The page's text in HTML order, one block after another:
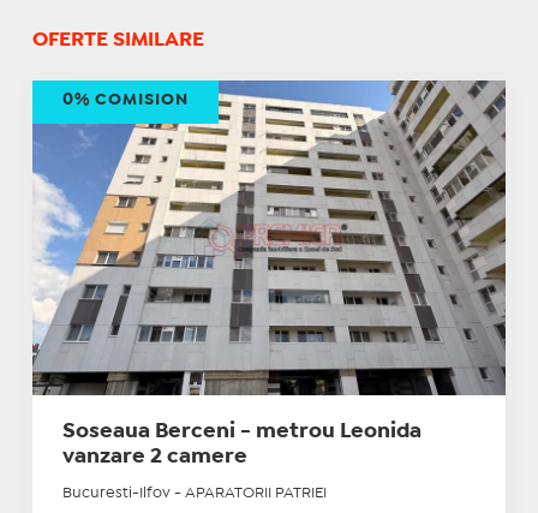
OFERTE SIMILARE
Soseaua Berceni - metrou Leonida
vanzare 2 camere
Bucuresti-Ilfov - APARATORII PATRIEI
0% COMISION